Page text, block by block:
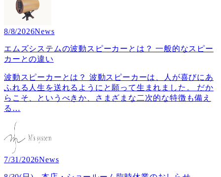
8/8/2026News
エムズシステムの波動スピーカーとは？ 一般的なスピー
カーとの違い
波動スピーカーとは？ 波動スピーカーは、人が喜びにあ
ふれる人生を送れるようにと願って生まれました。 だか
らこそ、というべきか、さまざまな二次的な特徴も備え
る …
7/31/2026News